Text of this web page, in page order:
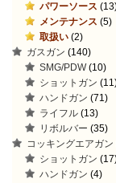
パワーソース
メンテナンス (5)
取扱い (2)
ガスガン (140)
SMG/PDW(10)
ショットガン
ハンドガン (71)
ライフル (13)
リボルバー (35)
コッキングエアガン
ショットガン
ハンドガン (4)